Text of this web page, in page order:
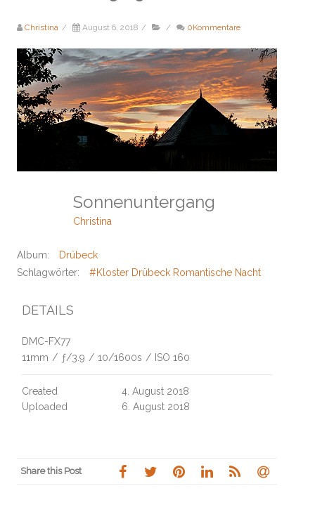
Christina / August 6, 2018 / / 0Kommentare
Sonnenuntergang
Christina
Album:
Drübeck
Schlagwörter:
#Kloster Drübeck Romantische Nacht
DETAILS
DMC-FX77
11mm / ƒ/3.9 / 10/1600s / ISO 160
Created
4. August 2018
Uploaded
6. August 2018
Share this Post